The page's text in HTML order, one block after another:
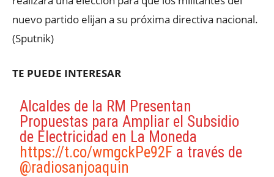
nuevo partido elijan a su próxima directiva nacional.
(Sputnik)
TE PUEDE INTERESAR
Alcaldes de la RM Presentan
Propuestas para Ampliar el Subsidio
de Electricidad en La Moneda
https://t.co/wmgckPe92F a través de
@radiosanjoaquin